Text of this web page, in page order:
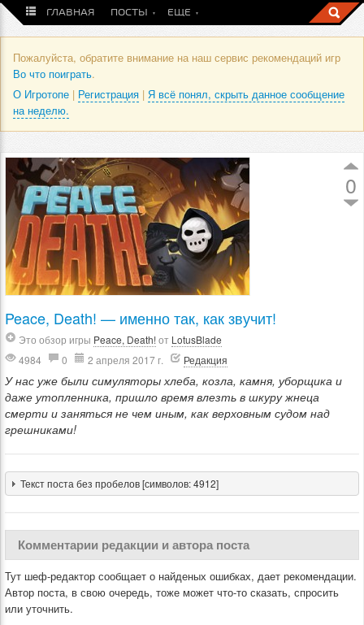
ГЛАВНАЯ ПОСТЫ ЕЩЕ
Пожалуйста, обратите внимание на наш сервис рекомендаций игр
Во что поиграть.
О Игротопе | Регистрация | Я всё понял, скрыть данное сообщение
на неделю.
0
Peace, Death! — именно так, как звучит!
Это обзор игры Peace, Death!от LotusBlade
4984
0 2 апреля 2017 г. Редакция
У нас уже были симуляторы хлеба, козла, камня, уборщика и
даже утопленника, пришло время влезть в шкуру жнеца
смерти и заняться не чем иным, как верховным судом над
грешниками!
Текст поста без пробелов [символов: 4912]
Комментарии редакции и автора поста
Тут шеф-редактор сообщает о найденых ошибках, дает рекомендации.
Автор поста, в свою очередь, тоже может что-то сказать, спросить
или уточнить.